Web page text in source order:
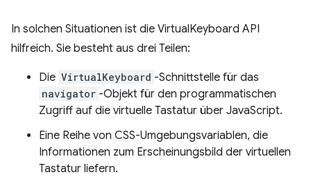
In solchen Situationen ist die VirtualKeyboard API
hilfreich. Sie besteht aus drei Teilen:
Die VirtualKeyboard -Schnittstelle für das
navigator -Objekt für den programmatischen
Zugriff auf die virtuelle Tastatur über JavaScript.
Eine Reihe von CSS-Umgebungsvariablen, die
Informationen zum Erscheinungsbild der virtuellen
Tastatur liefern.